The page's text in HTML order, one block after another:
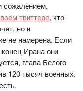
сожалением,
твиттере, что
но и
не намерена. Если
Ирана они
глава Белого
120 тысяч военных.